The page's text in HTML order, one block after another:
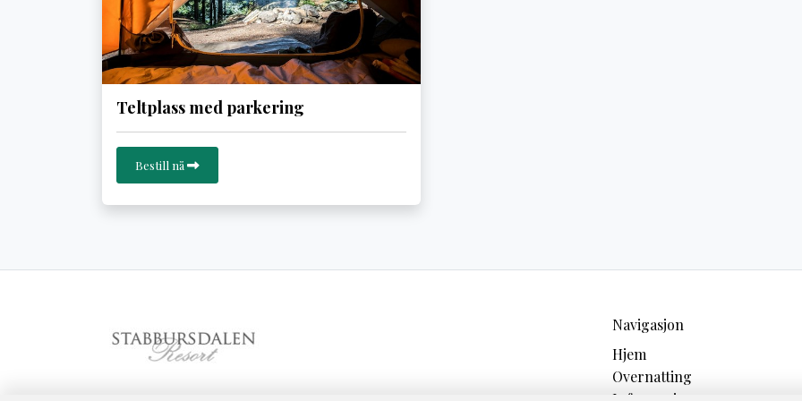
Teltplass med parkering
Bestill nå
Navigasjon
Hjem
Overnatting